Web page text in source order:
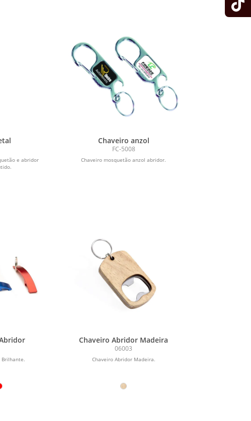
e abridor
Chaveiro anzol
FC-5008
Chaveiro mosquetão anzol abridor.
Brilhante.
Chaveiro Abridor Madeira
06003
Chaveiro Abridor Madeira.